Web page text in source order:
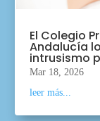
El Colegio
Andalucía
intrusismo
Mar 18, 2026
leer más...